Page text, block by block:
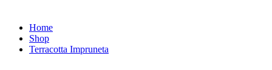
Home
Shop
Terracotta Impruneta